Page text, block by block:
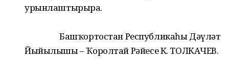
урынлаштырырға.
Башҡортостан Республикаһы Дәүләт
Йыйылышы – Ҡоролтай Рәйесе К. ТОЛКАЧЕВ.